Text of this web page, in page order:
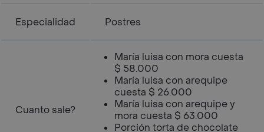
Especialidad Postres
Cuanto sale?
María luisa con mora cuesta
$ 58.000
María luisa con arequipe
cuesta $ 26.000
María luisa con arequipe y
mora cuesta $ 63.000
Porción torta de chocolate